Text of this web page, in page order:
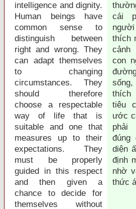
intelligence and dignity.
Human beings have
common sense to
distinguish between
right and wrong. They
can adapt themselves
to changing
circumstances. They
should therefore
choose a respectable
way of life that is
suitable and one that
measures up to their
expectations. They
must be properly
guided in this respect
and then given a
chance to decide for
themselves without
cái
thích
cảnh
con
tiêu
ước
phải
đúng
diện
định
nhờ
thức